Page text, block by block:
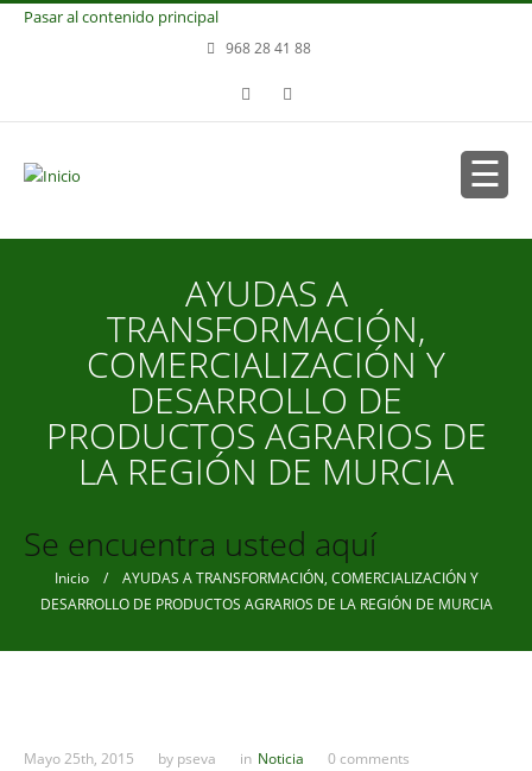
Pasar al contenido principal
968 28 41 88
AYUDAS A
TRANSFORMACIÓN,
COMERCIALIZACIÓN Y
DESARROLLO DE
PRODUCTOS AGRARIOS DE
LA REGIÓN DE MURCIA
Se encuentra usted aquí
Inicio/ AYUDAS A TRANSFORMACIÓN, COMERCIALIZACIÓN Y
DESARROLLO DE PRODUCTOS AGRARIOS DE LA REGIÓN DE MURCIA
Mayo 25th, 2015 by pseva in Noticia 0 comments